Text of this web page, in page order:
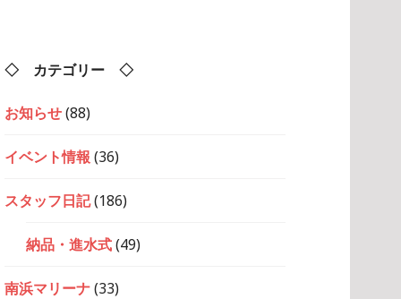
◇ カテゴリー ◇
お知らせ(88)
イベント情報 (36)
スタッフ日記(186)
納品・進水式(49)
南浜マリーナ(33)